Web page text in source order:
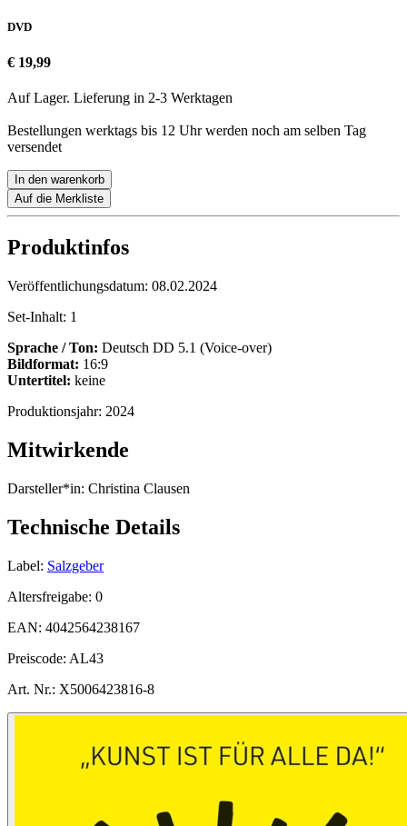
DVD
€ 19,99
Auf Lager. Lieferung in 2-3 Werktagen
Bestellungen werktags bis 12 Uhr werden noch am selben Tag
versendet
In den warenkorb
Auf die Merkliste
Produktinfos
Veröffentlichungsdatum: 08.02.2024
Set-Inhalt: 1
Sprache / Ton: Deutsch DD 5.1 (Voice-over)
Bildformat: 16:9
Untertitel: keine
Produktionsjahr: 2024
Mitwirkende
Darsteller*in: Christina Clausen
Technische Details
Label: Salzgeber
Altersfreigabe: 0
EAN: 4042564238167
Preiscode: AL43
Art. Nr.: X5006423816-8